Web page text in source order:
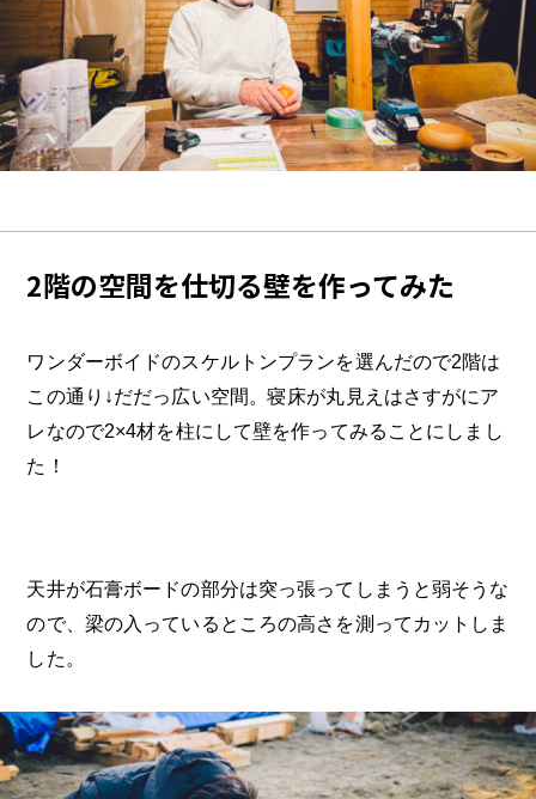
2階の空間を仕切る壁を作ってみた
ワンダーボイドのスケルトンプランを選んだので2階は
この通り↓だだっ広い空間。寝床が丸見えはさすがにア
レなので2×4材を柱にして壁を作ってみることにしまし
た！
天井が石膏ボードの部分は突っ張ってしまうと弱そうな
ので、梁の入っているところの高さを測ってカットしま
した。